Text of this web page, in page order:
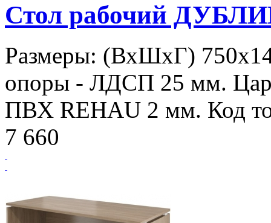
Стол рабочий
Размеры: (ВхШхГ)
опоры - ЛДСП 25 мм.
ПВХ REHAU 2 мм. Код
7 660